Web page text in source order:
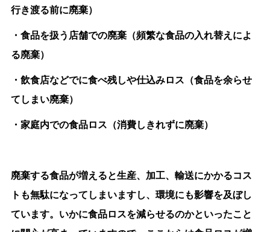
行き渡る前に廃棄）
・食品を扱う店舗での廃棄（頻繁な食品の入れ替えによ
る廃棄）
・飲食店などでに食べ残しや仕込みロス（食品を余らせ
てしまい廃棄）
・家庭内での食品ロス（消費しきれずに廃棄）
廃棄する食品が増えると生産、加工、輸送にかかるコス
トも無駄になってしまいますし、環境にも影響を及ぼし
ています。いかに食品ロスを減らせるのかといったこと